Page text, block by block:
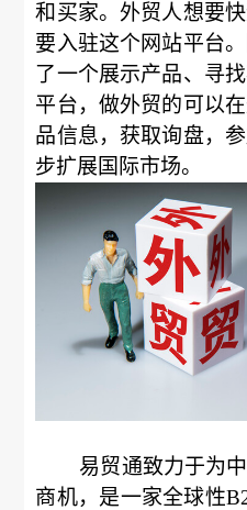
和买家。外贸人想要
要入驻这个网站平台
了一个展示产品、寻
平台，做外贸的可以
品信息，获取询盘，
步扩展国际市场。
易贸通致力于为
商机，是一家全球性